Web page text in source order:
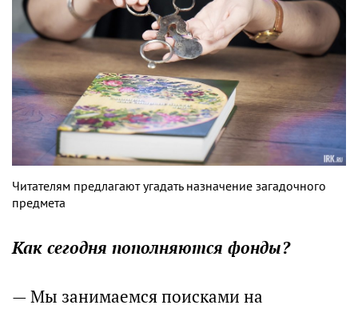
Читателям предлагают угадать назначение загадочного
предмета
Как сегодня пополняются фонды?
— Мы занимаемся поисками на